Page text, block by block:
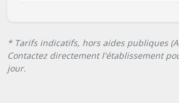
* Tarifs indicatifs, hors aides publiques
Contactez directement l'établissement
jour.